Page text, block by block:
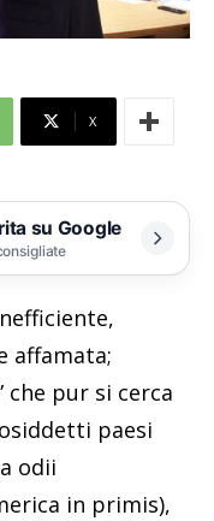
X
su Google
affamata;
che pur si cerca
paesi
odii
in primis),